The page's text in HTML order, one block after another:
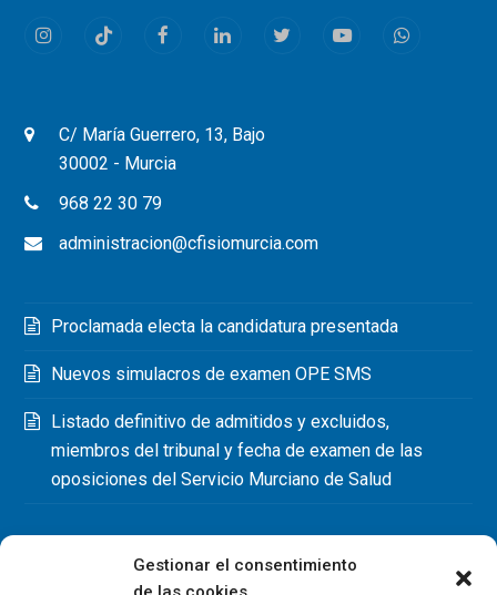
Gestionar el consentimiento
InstagramTiktok FacebookLinkedInTwitterYoutubeWhatsapp
C/ María Guerrero, 13, Bajo
30002 - Murcia
968 22 30 79
administracion@cfisiomurcia.com
Proclamada electa la candidatura presentada
Nuevos simulacros de examen OPE SMS
Listado definitivo de admitidos y excluidos,
miembros del tribunal y fecha de examen de las
oposiciones del Servicio Murciano de Salud